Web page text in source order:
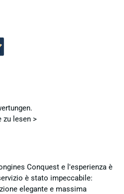
zu lesen >
Conquest e l'esperienza è
è stato impeccabile:
elegante e massima